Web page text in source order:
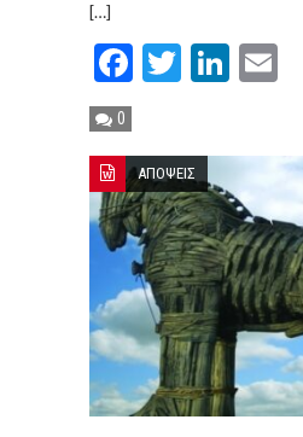
[…]
Facebook
Twitter
0
ΑΠΟΨΕΙΣ